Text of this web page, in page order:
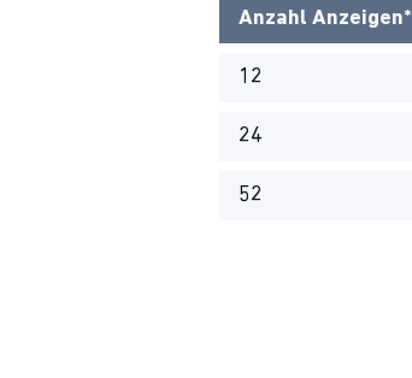
Anzahl Anzeigen*
12
24
52